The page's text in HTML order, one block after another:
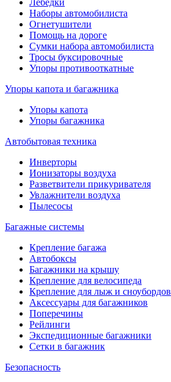
Лебедки
Наборы автомобилиста
Огнетушители
Помощь на дороге
Сумки набора автомобилиста
Тросы буксировочные
Упоры противооткатные
Упоры капота и багажника
Упоры капота
Упоры багажника
Автобытовая техника
Инверторы
Ионизаторы воздуха
Разветвители прикуривателя
Увлажнители воздуха
Пылесосы
Багажные системы
Крепление багажа
Автобоксы
Багажники на крышу
Крепление для велосипеда
Крепление для лыж и сноубордов
Аксессуары для багажников
Поперечины
Рейлинги
Экспедиционные багажники
Сетки в багажник
Безопасность